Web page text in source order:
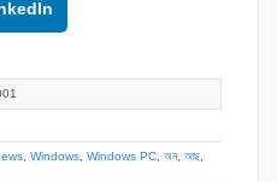
Windows Windows PC অন, আছ